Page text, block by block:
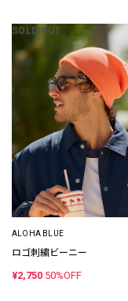
SOLD OUT
ALOHA BLUE
ロゴ刺繍ビーニー
¥2,750 50%OFF